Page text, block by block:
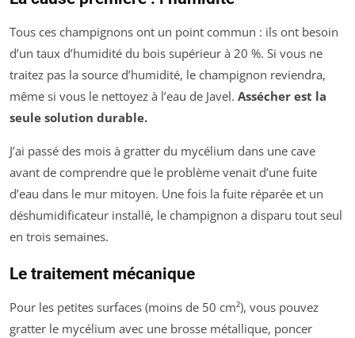
Tous ces champignons ont un point commun : ils ont besoin
d’un taux d’humidité du bois supérieur à 20 %. Si vous ne
traitez pas la source d’humidité, le champignon reviendra,
même si vous le nettoyez à l’eau de Javel. Assécher est la
seule solution durable.
J’ai passé des mois à gratter du mycélium dans une cave
avant de comprendre que le problème venait d’une fuite
d’eau dans le mur mitoyen. Une fois la fuite réparée et un
déshumidificateur installé, le champignon a disparu tout seul
en trois semaines.
Le traitement mécanique
Pour les petites surfaces (moins de 50 cm²), vous pouvez
gratter le mycélium avec une brosse métallique, poncer